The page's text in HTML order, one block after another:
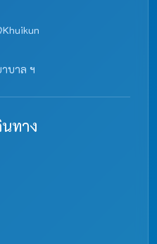
บาล ฯ
นทาง